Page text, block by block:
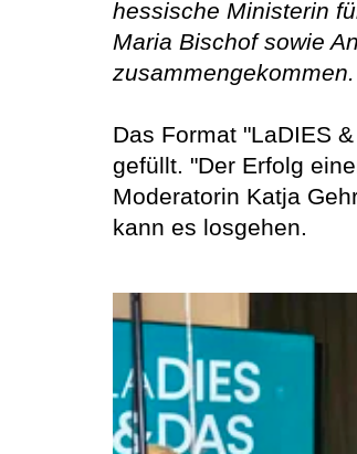
hessische Ministerin
Maria Bischof sowie
zusammengekommen.
Das Format "LaDIES
gefüllt. "Der Erfolg
Moderatorin Katja
kann es losgehen.